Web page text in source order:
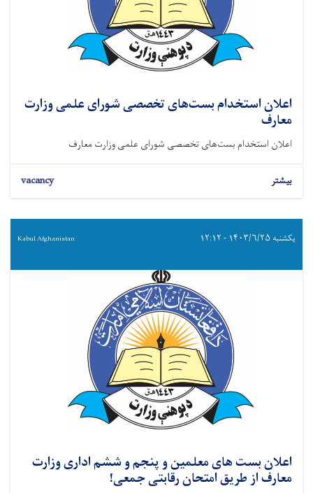
اعلان استخدام بست‌های تخصصی شورای علمی وزارت
معارف
اعلان استخدام بست‌های تخصصی شورای علمی وزارت معارف
بیشتر vacancy
یکشنبه ۱۴۰۳/۶/۲۵ - ۱۲:۱۲ Kabul Afghanistan
اعلان بست های معلمین و پنجم و ششم اداری وزارت
معارف از طریق امتحان رقابتی جمعی!